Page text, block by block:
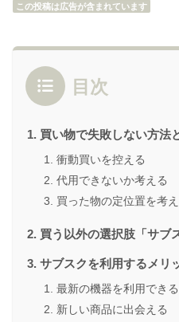
この投稿は広告が含まれています
目次
買い物で失敗しない方法
衝動買いを控える
代用できないか考える
買った物の定位置を考
買う以外の選択肢「サブ
サブスクを利用するメリ
最新の機器を利用できる
新しい商品に出会える